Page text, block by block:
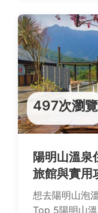
497次瀏覽
陽明山溫
旅館與實用
想去陽明山泡
Top 5陽明山溫